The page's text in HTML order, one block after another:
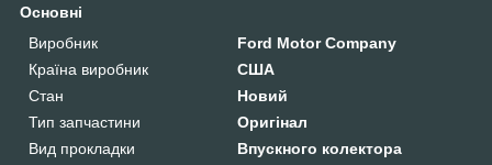
Основні
Виробник
Ford Motor Company
Країна виробник
США
Стан
Новий
Тип запчастини
Оригінал
Вид прокладки
Впускного колектора